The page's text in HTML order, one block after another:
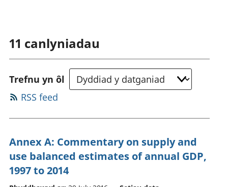
11 canlyniadau
Trefnu yn ôl
RSS feed
Annex A: Commentary on supply and
use balanced estimates of annual GDP,
1997 to 2014